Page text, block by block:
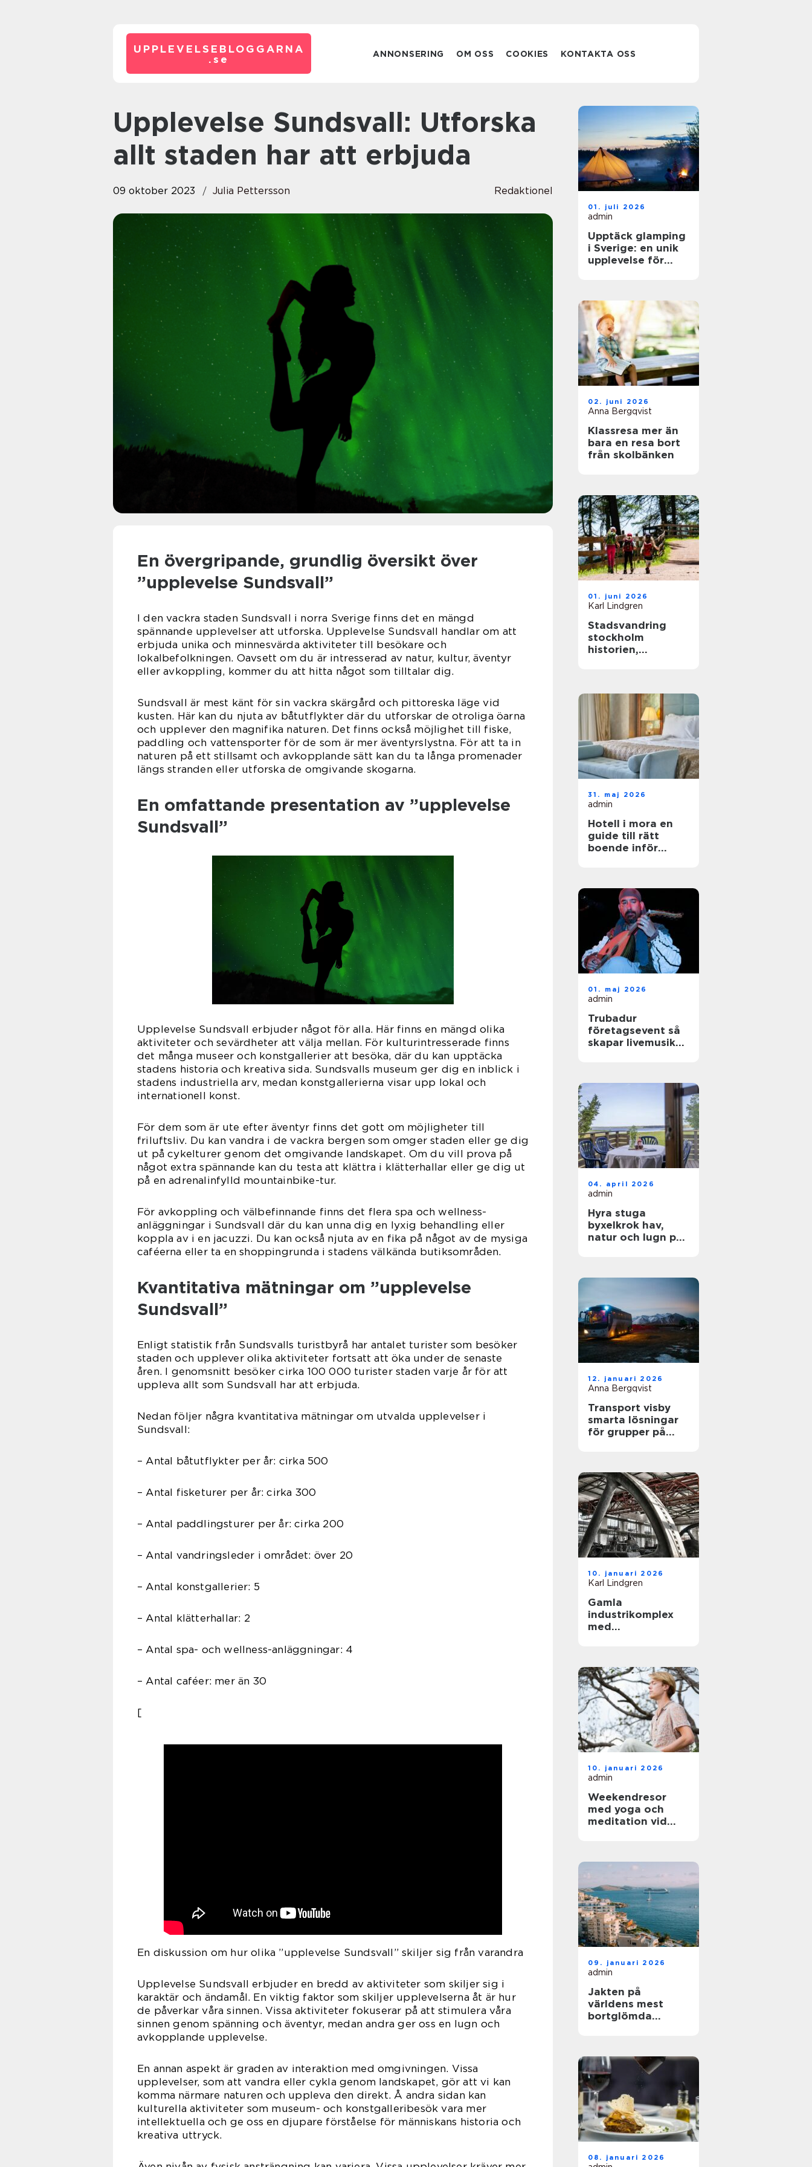
UPPLEVELSEBLOGGARNA
. se ANNONSERING OM OSS COOKIES KONTAKTA OSS
Upplevelse Sundsvall: Utforska
allt staden har att erbjuda
09 oktober 2023 Julia Pettersson Redaktionel
En övergripande, grundlig översikt över
”upplevelse Sundsvall”
I den vackra staden Sundsvall i norra Sverige finns det en mängd
spännande upplevelser att utforska. Upplevelse Sundsvall handlar om att
erbjuda unika och minnesvärda aktiviteter till besökare och
lokalbefolkningen. Oavsett om du är intresserad av natur, kultur, äventyr
eller avkoppling, kommer du att hitta något som tilltalar dig.
Sundsvall är mest känt för sin vackra skärgård och pittoreska läge vid
kusten. Här kan du njuta av båtutflykter där du utforskar de otroliga öarna
och upplever den magnifika naturen. Det finns också möjlighet till fiske,
paddling och vattensporter för de som är mer äventyrslystna. För att ta in
naturen på ett stillsamt och avkopplande sätt kan du ta långa promenader
längs stranden eller utforska de omgivande skogarna.
En omfattande presentation av ”upplevelse
Sundsvall”
Upplevelse Sundsvall erbjuder något för alla. Här finns en mängd olika
aktiviteter och sevärdheter att välja mellan. För kulturintresserade finns
det många museer och konstgallerier att besöka, där du kan upptäcka
stadens historia och kreativa sida. Sundsvalls museum ger dig en inblick i
stadens industriella arv, medan konstgallerierna visar upp lokal och
internationell konst.
För dem som är ute efter äventyr finns det gott om möjligheter till
friluftsliv. Du kan vandra i de vackra bergen som omger staden eller ge dig
ut på cykelturer genom det omgivande landskapet. Om du vill prova på
något extra spännande kan du testa att klättra i klätterhallar eller ge dig ut
på en adrenalinfylld mountainbike-tur.
För avkoppling och välbefinnande finns det flera spa och wellness-
anläggningar i Sundsvall där du kan unna dig en lyxig behandling eller
koppla av i en jacuzzi. Du kan också njuta av en fika på något av de mysiga
caféerna eller ta en shoppingrunda i stadens välkända butiksområden.
Kvantitativa mätningar om ”upplevelse
Sundsvall”
Enligt statistik från Sundsvalls turistbyrå har antalet turister som besöker
staden och upplever olika aktiviteter fortsatt att öka under de senaste
åren. I genomsnitt besöker cirka 100 000 turister staden varje år för att
uppleva allt som Sundsvall har att erbjuda.
Nedan följer några kvantitativa mätningar om utvalda upplevelser i
Sundsvall:
– Antal båtutflykter per år: cirka 500
– Antal fisketurer per år: cirka 300
– Antal paddlingsturer per år: cirka 200
– Antal vandringsleder i området: över 20
– Antal konstgallerier: 5
– Antal klätterhallar: 2
– Antal spa- och wellness-anläggningar: 4
– Antal caféer: mer än 30
[
En diskussion om hur olika ”upplevelse Sundsvall” skiljer sig från varandra
Upplevelse Sundsvall erbjuder en bredd av aktiviteter som skiljer sig i
karaktär och ändamål. En viktig faktor som skiljer upplevelserna åt är hur
de påverkar våra sinnen. Vissa aktiviteter fokuserar på att stimulera våra
sinnen genom spänning och äventyr, medan andra ger oss en lugn och
avkopplande upplevelse.
En annan aspekt är graden av interaktion med omgivningen. Vissa
upplevelser, som att vandra eller cykla genom landskapet, gör att vi kan
komma närmare naturen och uppleva den direkt. Å andra sidan kan
kulturella aktiviteter som museum- och konstgalleribesök vara mer
intellektuella och ge oss en djupare förståelse för människans historia och
kreativa uttryck.
01. juli 2026
admin
Upptäck glamping
i Sverige: en unik
upplevelse för
02. juni 2026
Anna Bergqvist
Klassresa mer än
bara en resa bort
från skolbänken
01. juni 2026
Karl Lindgren
Stadsvandring
stockholm
historien,
31. maj 2026
admin
Hotell i mora en
guide till rätt
boende inför
01. maj 2026
admin
Trubadur
företagsevent så
skapar livemusik
04. april 2026
admin
Hyra stuga
byxelkrok hav,
natur och lugn på
12. januari 2026
Anna Bergqvist
Transport visby
smarta lösningar
för grupper på
10. januari 2026
Karl Lindgren
Gamla
industrikomplex
med
10. januari 2026
admin
Weekendresor
med yoga och
meditation vid
09. januari 2026
admin
Jakten på
världens mest
bortglömda
08. januari 2026